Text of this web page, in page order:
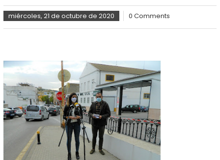
miércoles, 21 de octubre de 2020 0 Comments